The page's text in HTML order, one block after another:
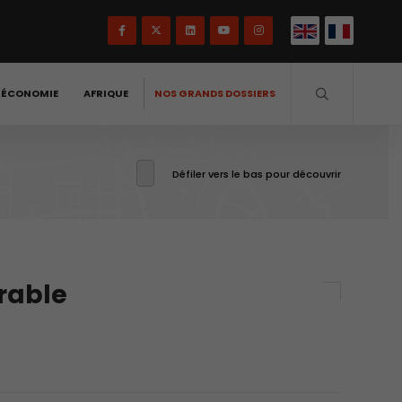
AFRIQUE NOS GRANDS DOSSIERS
Défiler vers le bas pour découvrir